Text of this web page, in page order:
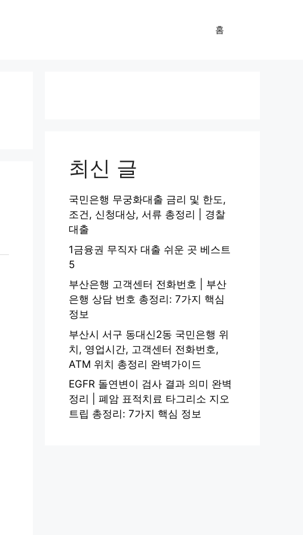
홈
최신 글
국민은행 무궁화대출 금리 및 한도,
조건, 신청대상, 서류 총정리 | 경찰
대출
1금융권 무직자 대출 쉬운 곳 베스트
5
부산은행 고객센터 전화번호 | 부산
은행 상담 번호 총정리: 7가지 핵심
정보
부산시 서구 동대신2동 국민은행 위
치, 영업시간, 고객센터 전화번호,
ATM 위치 총정리 완벽가이드
EGFR 돌연변이 검사 결과 의미 완벽
정리 | 폐암 표적치료 타그리소 지오
트립 총정리: 7가지 핵심 정보